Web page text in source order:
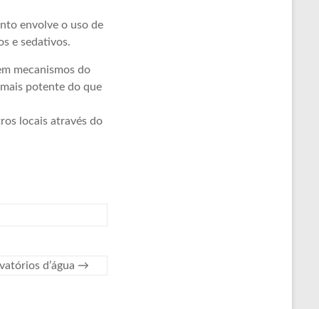
envolve o uso de
e sedativos.
mecanismos do
potente do que
locais através do
d’água →